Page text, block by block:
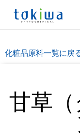
化粧品原料一覧に戻
甘草